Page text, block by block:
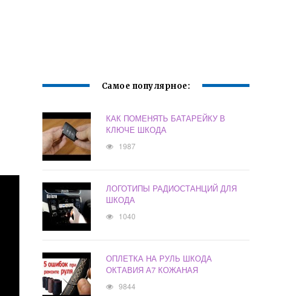
Самое популярное:
КАК ПОМЕНЯТЬ БАТАРЕЙКУ В
КЛЮЧЕ ШКОДА
1987
ЛОГОТИПЫ РАДИОСТАНЦИЙ ДЛЯ
ШКОДА
1040
ОПЛЕТКА НА РУЛЬ ШКОДА
ОКТАВИЯ А7 КОЖАНАЯ
9844